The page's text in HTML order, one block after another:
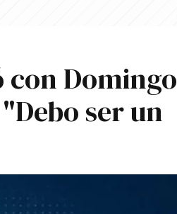
Domingo
ser un